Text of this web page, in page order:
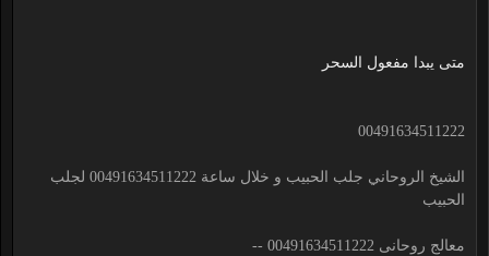
متى يبدا مفعول السحر
00491634511222
الشيخ الروحاني جلب الحبيب و خلال ساعة 00491634511222 لجلب
الحبيب
معالج روحانى 00491634511222 --